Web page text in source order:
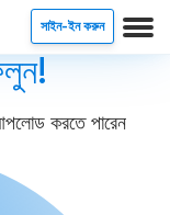
সাইন-ইন করুন
করতে পারেন